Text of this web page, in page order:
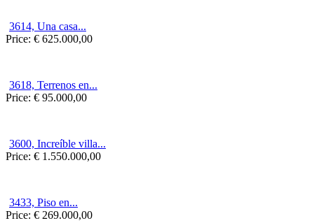
3614, Una casa...
Price: € 625.000,00
3618, Terrenos en...
Price: € 95.000,00
3600, Increíble villa...
Price: € 1.550.000,00
3433, Piso en...
Price: € 269.000,00